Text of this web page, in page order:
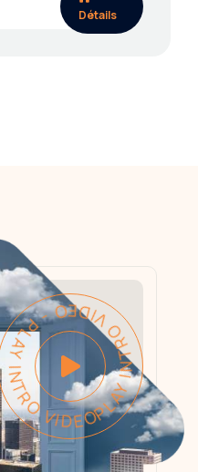
Détails
PLAY INTRO VIDEO - PLAY INTRO VIDEO -